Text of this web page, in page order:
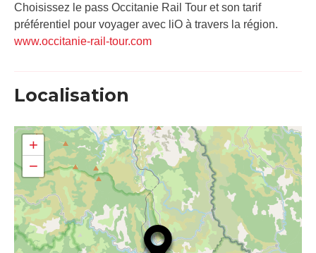
Choisissez le pass Occitanie Rail Tour et son tarif
préférentiel pour voyager avec liO à travers la région.
www.occitanie-rail-tour.com
Localisation
+
−